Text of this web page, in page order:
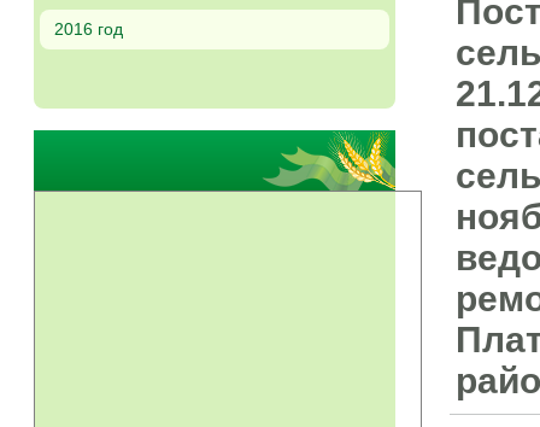
2016 год